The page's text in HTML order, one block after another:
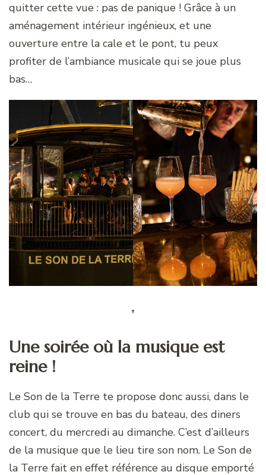
quitter cette vue : pas de panique ! Grâce à un
aménagement intérieur ingénieux, et une
ouverture entre la cale et le pont, tu peux
profiter de l’ambiance musicale qui se joue plus
bas…
Une soirée où la musique est
reine !
Le Son de la Terre te propose donc aussi, dans le
club qui se trouve en bas du bateau, des diners
concert, du mercredi au dimanche. C’est d’ailleurs
de la musique que le lieu tire son nom. Le Son de
la Terre fait en effet référence au disque emporté